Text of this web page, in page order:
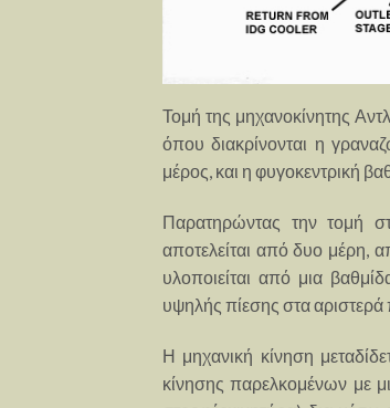
Τομή της μηχανοκίνητης
όπου διακρίνονται η
μέρος, και η φυγοκεντρική
Παρατηρώντας την τομή
αποτελείται από δυο μέρη,
υλοποιείται από μια
υψηλής πίεσης στα αριστερά
Η μηχανική κίνηση
κίνησης παρελκομένων με